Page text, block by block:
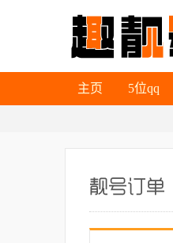
主页
主页
5位qq
5位qq